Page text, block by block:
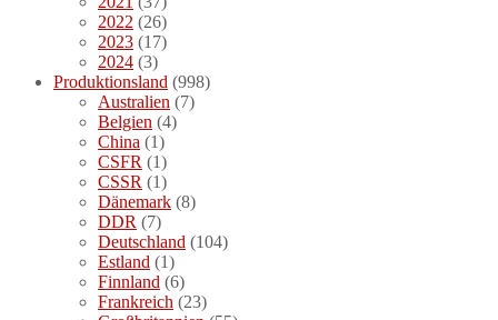
2022 (26)
2023 (17)
2024 (3)
Produktionsland (998)
Australien (7)
Belgien (4)
China (1)
CSFR (1)
CSSR (1)
Dänemark (8)
DDR (7)
Deutschland (104)
Estland (1)
Finnland (6)
Frankreich (23)